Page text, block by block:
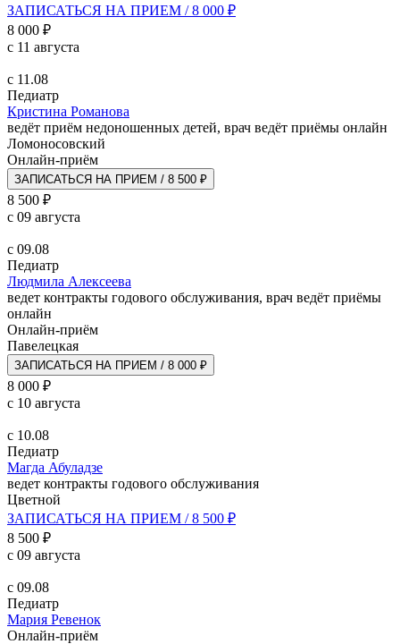
ЗАПИСАТЬСЯ НА ПРИЕМ / 8 000 ₽
8 000 ₽
с 11 августа
с 11.08
Педиатр
Кристина Романова
ведёт приём недоношенных детей, врач ведёт приёмы онлайн
Ломоносовский
Онлайн-приём
ЗАПИСАТЬСЯ НА ПРИЕМ / 8 500 ₽
8 500 ₽
с 09 августа
с 09.08
Педиатр
Людмила Алексеева
ведет контракты годового обслуживания, врач ведёт приёмы
онлайн
Онлайн-приём
Павелецкая
ЗАПИСАТЬСЯ НА ПРИЕМ / 8 000 ₽
8 000 ₽
с 10 августа
с 10.08
Педиатр
Магда Абуладзе
ведет контракты годового обслуживания
Цветной
ЗАПИСАТЬСЯ НА ПРИЕМ / 8 500 ₽
8 500 ₽
с 09 августа
с 09.08
Педиатр
Мария Ревенок
Онлайн-приём